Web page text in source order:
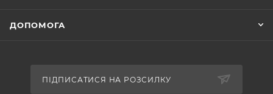
ДОПОМОГА
ПІДПИСАТИСЯ НА РОЗСИЛКУ